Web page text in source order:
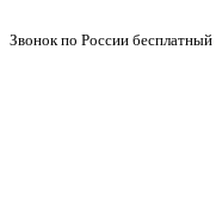
Звонок по России бесплатный